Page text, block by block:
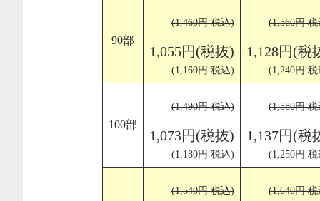
90部
(1,460円 税込)
1,055円(税抜)
(1,160円 税込)
(1,560円
1,128円(税
(1,240円
100部
(1,490円 税込)
1,073円(税抜)
(1,180円 税込)
(1,580円
1,137円(税
(1,250円
(1,540円 税込) (1,640円